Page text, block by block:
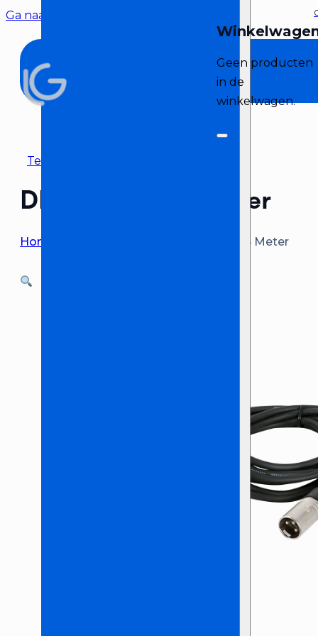
Ga naar hoofdinhoud
Geen producten
in de
winkelwagen.
Terug naar overzicht
DMX kabel 2.5 Meter
Home DMX kabel 2.5 Meter